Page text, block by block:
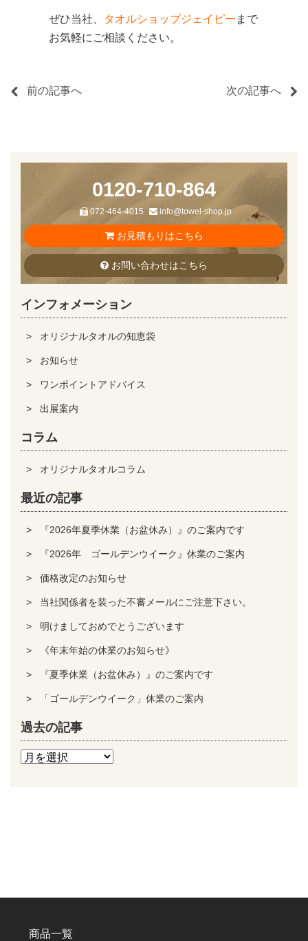
ぜひ当社、 タオルショップジェイピー まで
お気軽にご相談ください。
前の記事へ 次の記事へ
0120-710-864
072-464-4015 info@towel-shop.jp
お見積もりはこちら
お問い合わせはこちら
インフォメーション
オリジナルタオルの知恵袋
お知らせ
ワンポイントアドバイス
出展案内
コラム
オリジナルタオルコラム
最近の記事
『2026年夏季休業（お盆休み）』のご案内です
『2026年 ゴールデンウイーク』休業のご案内
価格改定のお知らせ
当社関係者を装った不審メールにご注意下さい。
明けましておめでとうございます
《年末年始の休業のお知らせ》
『夏季休業（お盆休み）』のご案内です
「ゴールデンウイーク」休業のご案内
過去の記事
商品一覧